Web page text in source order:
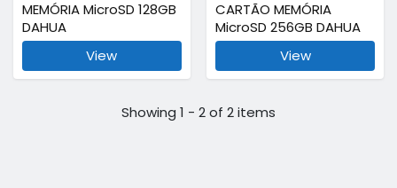
MEMÓRIA MicroSD 128GB
DAHUA
View
CARTÃO MEMÓRIA
MicroSD 256GB DAHUA
View
Showing 1 - 2 of 2 items